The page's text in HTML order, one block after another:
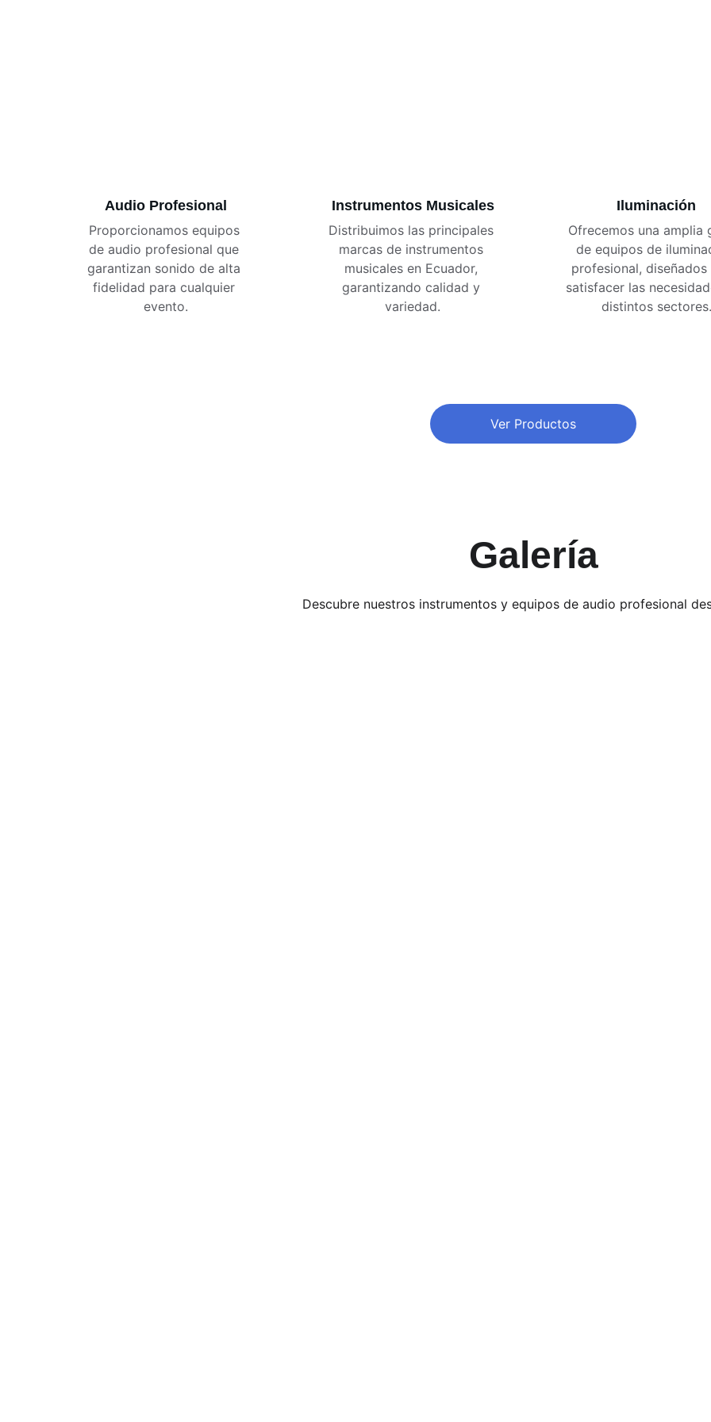
Instrumentos Musicales
Distribuimos las principales
marcas de instrumentos
musicales en Ecuador,
garantizando calidad y
variedad.
Audio Profesional
Proporcionamos equipos
de audio profesional que
garantizan sonido de alta
fidelidad para cualquier
evento.
Iluminación
Ofrecemos una amplia
de equipos de
profesional,
satisfacer las
distintos sectores.
Ver Productos
Galería
Descubre nuestros instrumentos y equipos de audio profesional